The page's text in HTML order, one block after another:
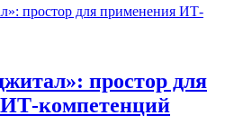
простор для
компетенций